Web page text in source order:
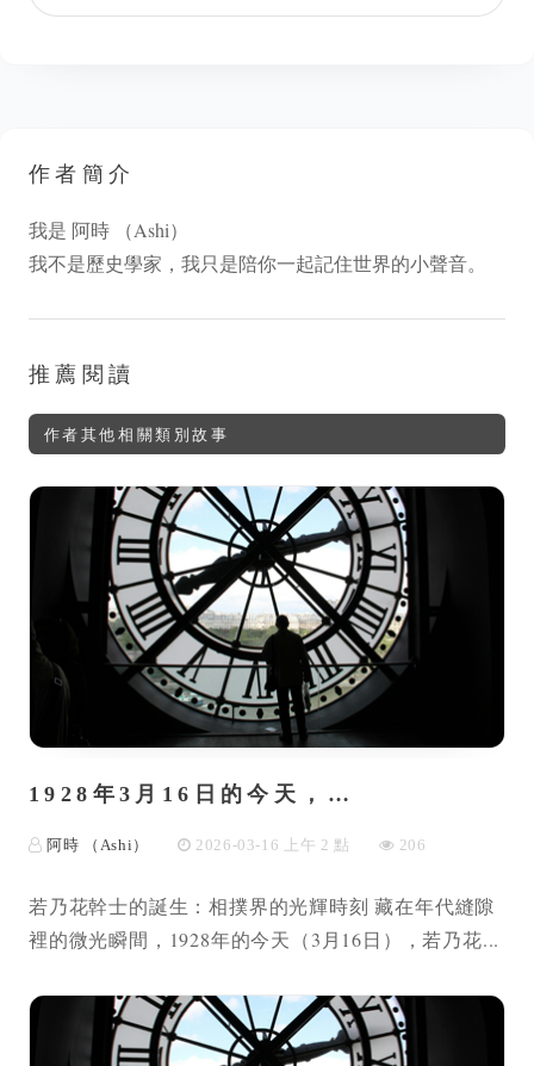
作者簡介
我是 阿時 （Ashi）
我不是歷史學家，我只是陪你一起記住世界的小聲音。
推薦閱讀
作者其他相關類別故事
1928年3月16日的今天，…
阿時 （Ashi） 2026-03-16 上午 2 點 206
若乃花幹士的誕生：相撲界的光輝時刻 藏在年代縫隙
裡的微光瞬間，1928年的今天（3月16日），若乃花...